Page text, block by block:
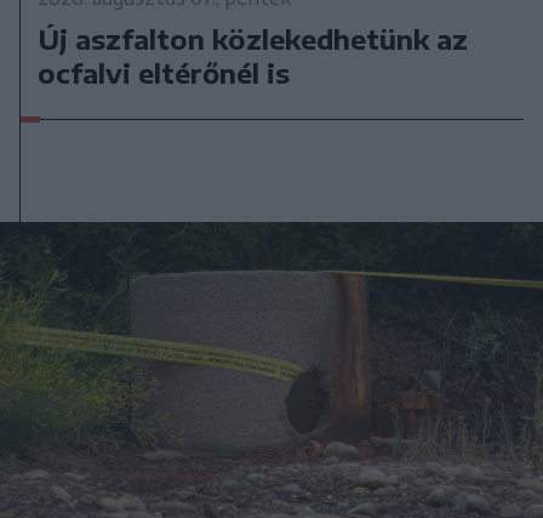
Új aszfalton közlekedhetünk az
ocfalvi eltérőnél is